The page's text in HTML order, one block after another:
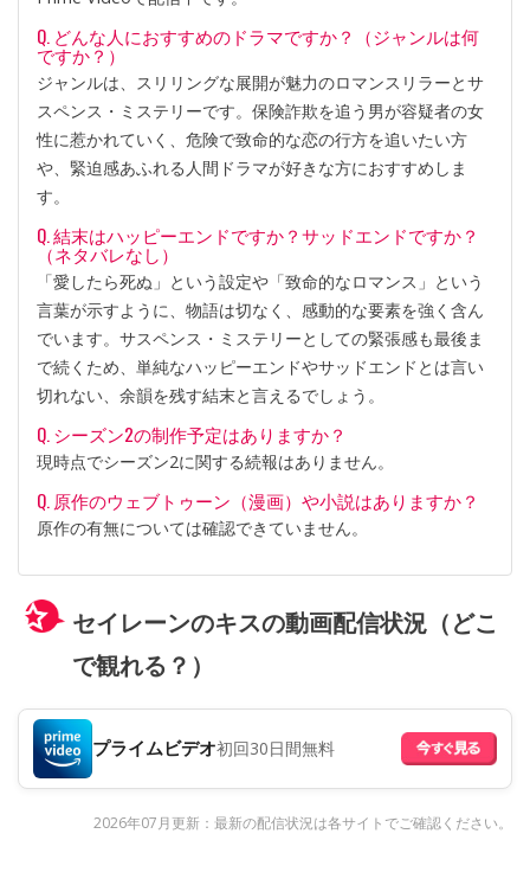
Q. どんな人におすすめのドラマですか？（ジャンルは何
ですか？）
ジャンルは、スリリングな展開が魅力のロマンスリラーとサ
スペンス・ミステリーです。保険詐欺を追う男が容疑者の女
性に惹かれていく、危険で致命的な恋の行方を追いたい方
や、緊迫感あふれる人間ドラマが好きな方におすすめしま
す。
Q. 結末はハッピーエンドですか？サッドエンドですか？
（ネタバレなし）
「愛したら死ぬ」という設定や「致命的なロマンス」という
言葉が示すように、物語は切なく、感動的な要素を強く含ん
でいます。サスペンス・ミステリーとしての緊張感も最後ま
で続くため、単純なハッピーエンドやサッドエンドとは言い
切れない、余韻を残す結末と言えるでしょう。
Q. シーズン2の制作予定はありますか？
現時点でシーズン2に関する続報はありません。
Q. 原作のウェブトゥーン（漫画）や小説はありますか？
原作の有無については確認できていません。
セイレーンのキスの動画配信状況（どこ
で観れる？）
プライムビデオ初回30日間無料
2026年07月更新：最新の配信状況は各サイトでご確認ください。